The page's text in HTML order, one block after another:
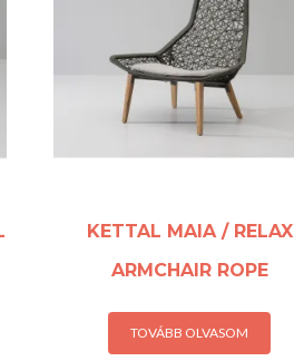
KETTAL MAIA / RELAX
ARMCHAIR ROPE
TOVÁBB OLVASOM